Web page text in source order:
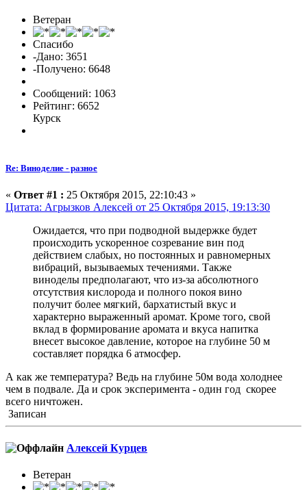
Ветеран
Спасибо
-Дано: 3651
-Получено: 6648
Сообщений: 1063
Рейтинг: 6652
Курск
Re: Виноделие - разное
« Ответ #1 : 25 Октября 2015, 22:10:43 »
Цитата: Агрызков Алексей от 25 Октября 2015, 19:13:30
Ожидается, что при подводной выдержке будет
происходить ускоренное созревание вин под
действием слабых, но постоянных и равномерных
вибраций, вызываемых течениями. Также
виноделы предполагают, что из-за абсолютного
отсутствия кислорода и полного покоя вино
получит более мягкий, бархатистый вкус и
характерно выраженный аромат. Кроме того, свой
вклад в формирование аромата и вкуса напитка
внесет высокое давление, которое на глубине 50 м
составляет порядка 6 атмосфер.
А как же температура? Ведь на глубине 50м вода холоднее
чем в подвале. Да и срок эксперимента - один год скорее
всего ничтожен.
Записан
Алексей Курцев
Ветеран